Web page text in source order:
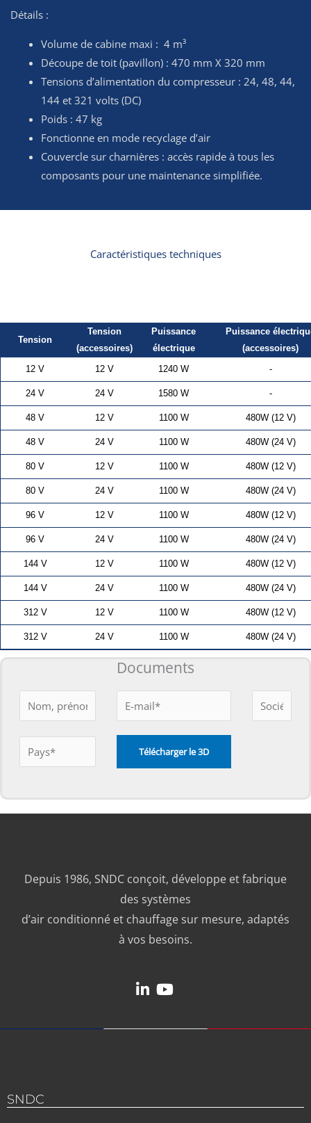
Détails :
Volume de cabine maxi : 4 m³
Découpe de toit (pavillon) : 470 mm X 320 mm
Tensions d’alimentation du compresseur : 24, 48, 44,
144 et 321 volts (DC)
Poids : 47 kg
Fonctionne en mode recyclage d’air
Couvercle sur charnières : accès rapide à tous les
composants pour une maintenance simplifiée.
Caractéristiques techniques
Tension
Tension
(accessoires)
Puissance
électrique
Puissance
(accessoires)
12 V
12 V 1240 W -
24 V 24 V 1580 W -
48 V 12 V 1100 W 480W (12 V)
48 V 24 V 1100 W 480W (24 V)
80 V 12 V 1100 W 480W (12 V)
80 V 24 V 1100 W 480W (24 V)
96 V 12 V 1100 W 480W (12 V)
96 V 24 V 1100 W 480W (24 V)
144 V 12 V 1100 W 480W (12 V)
144 V 24 V 1100 W 480W (24 V)
312 V 12 V 1100 W 480W (12 V)
312 V 24 V 1100 W 480W (24 V)
Documents
Depuis 1986, SNDC conçoit, développe et fabrique
des systèmes
d’air conditionné et chauffage sur mesure, adaptés
à vos besoins.
SNDC